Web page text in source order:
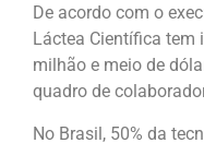
De acordo com o
Láctea Científica tem
milhão e meio de
quadro de
No Brasil, 50% da